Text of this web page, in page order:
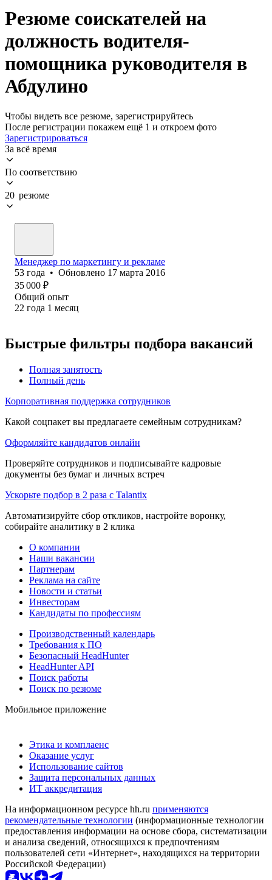
Резюме соискателей на
должность водителя-
помощника руководителя в
Абдулино
Чтобы видеть все резюме, зарегистрируйтесь
После регистрации покажем ещё 1 и откроем фото
Зарегистрироваться
За всё время
По соответствию
20 резюме
Менеджер по маркетингу и рекламе
53 года • Обновлено 17 марта 2016
35 000 ₽
Общий опыт
22 года 1 месяц
Быстрые фильтры подбора вакансий
Полная занятость
Полный день
Корпоративная поддержка сотрудников
Какой соцпакет вы предлагаете семейным сотрудникам?
Оформляйте кандидатов онлайн
Проверяйте сотрудников и подписывайте кадровые
документы без бумаг и личных встреч
Ускорьте подбор в 2 раза с Talantix
Автоматизируйте сбор откликов, настройте воронку,
собирайте аналитику в 2 клика
О компании
Наши вакансии
Партнерам
Реклама на сайте
Новости и статьи
Инвесторам
Кандидаты по профессиям
Производственный календарь
Требования к ПО
Безопасный HeadHunter
HeadHunter API
Поиск работы
Поиск по резюме
Мобильное приложение
Этика и комплаенс
Оказание услуг
Использование сайтов
Защита персональных данных
ИТ аккредитация
На информационном ресурсе hh.ru применяются
рекомендательные технологии (информационные технологии
предоставления информации на основе сбора, систематизации
и анализа сведений, относящихся к предпочтениям
пользователей сети «Интернет», находящихся на территории
Российской Федерации)